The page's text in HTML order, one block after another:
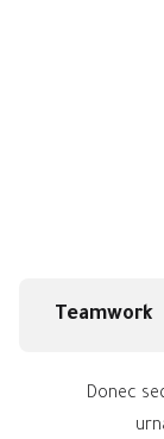
Teamwork
Donec